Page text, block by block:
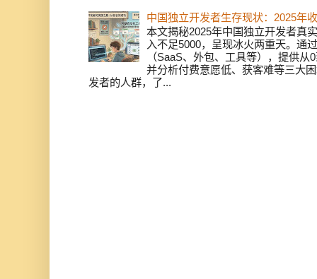
中国独立开发者生存现状：2025年
本文揭秘2025年中国独立开发者真
入不足5000，呈现冰火两重天。通
（SaaS、外包、工具等），提供
并分析付费意愿低、获客难等三大
发者的人群，了...